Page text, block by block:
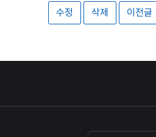
수정 삭제 이전글